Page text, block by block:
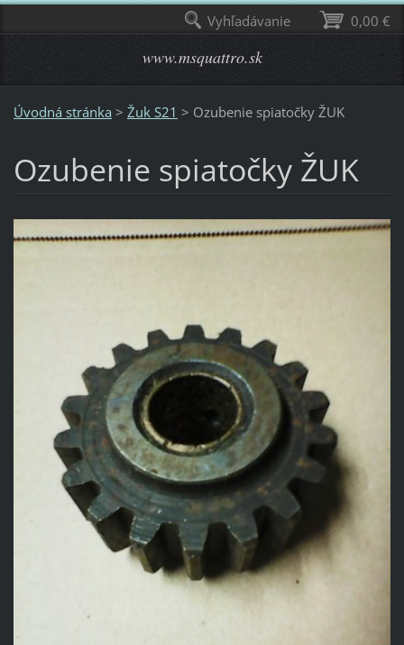
www.msquattro.sk
Úvodná stránka > Žuk S21 > Ozubenie spiatočky ŽUK
Ozubenie spiatočky ŽUK
0,00 €
Vyhľadávanie